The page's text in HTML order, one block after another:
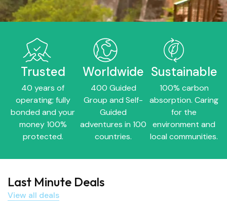
Trusted
40 years of
operating; fully
bonded and your
money 100%
protected.
Worldwide
400 Guided
Group and Self-
Guided
adventures in 100
countries.
Sustainable
100% carbon
absorption. Caring
for the
environment and
local communities.
Last Minute Deals
View all deals